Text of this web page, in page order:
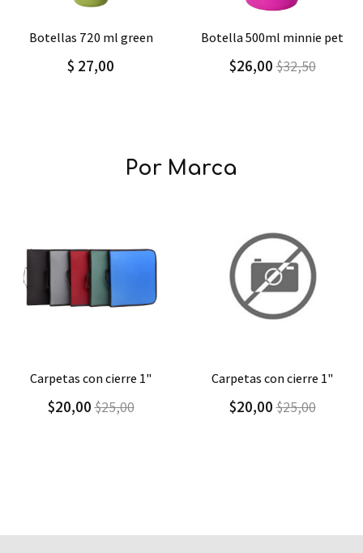
Agregar Detalle
botellas 720 ml green
$ 27,00
Agregar Detalle
botella 500ml minnie pet
$26,00$32,50
Por Marca
Agregar Detalle
carpetas con cierre 1"
$20,00$25,00
Agregar Detalle
carpetas con cierre 1"
$20,00$25,00